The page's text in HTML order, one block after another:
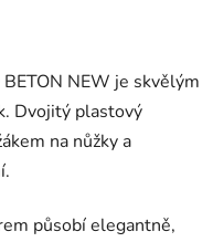
NEW je skvělým
Dvojitý plastový
na nůžky a
působí elegantně,